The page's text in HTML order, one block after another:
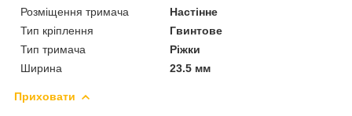
Розміщення тримача
Настінне
Тип кріплення
Гвинтове
Тип тримача
Ріжки
Ширина
23.5 мм
Приховати